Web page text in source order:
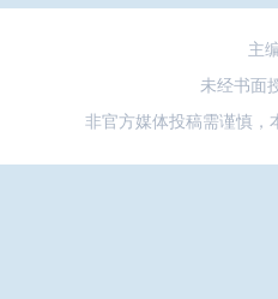
主
未经书面
非官方媒体投稿需谨慎，